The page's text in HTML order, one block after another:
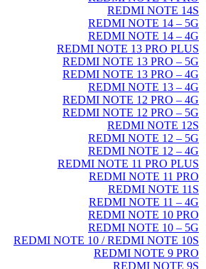
REDMI
REDMI NOTE
REDMI NOTE
REDMI NOTE 13
REDMI NOTE 13
REDMI NOTE 13
REDMI NOTE
REDMI NOTE 12
REDMI NOTE 12
REDMI
REDMI NOTE
REDMI NOTE
REDMI NOTE 11
REDMI NOTE
REDMI
REDMI NOTE
REDMI NOTE
REDMI NOTE
REDMI NOTE 10 / REDMI
REDMI NOTE
REDMI